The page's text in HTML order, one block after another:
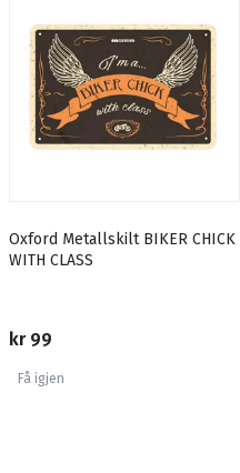
Oxford Metallskilt BIKER CHICK
WITH CLASS
kr 99
Få igjen